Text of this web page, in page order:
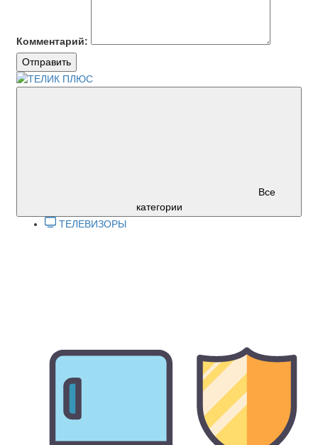
Комментарий:
Отправить
Все
категории
ТЕЛЕВИЗОРЫ